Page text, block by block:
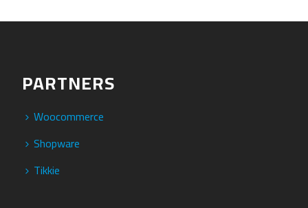
PARTNERS
Woocommerce
Shopware
Tikkie